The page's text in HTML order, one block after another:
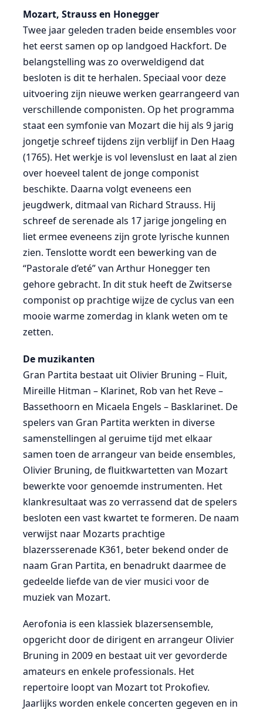
Mozart, Strauss en Honegger
Twee jaar geleden traden beide ensembles voor
het eerst samen op op landgoed Hackfort. De
belangstelling was zo overweldigend dat
besloten is dit te herhalen. Speciaal voor deze
uitvoering zijn nieuwe werken gearrangeerd van
verschillende componisten. Op het programma
staat een symfonie van Mozart die hij als 9 jarig
jongetje schreef tijdens zijn verblijf in Den Haag
(1765). Het werkje is vol levenslust en laat al zien
over hoeveel talent de jonge componist
beschikte. Daarna volgt eveneens een
jeugdwerk, ditmaal van Richard Strauss. Hij
schreef de serenade als 17 jarige jongeling en
liet ermee eveneens zijn grote lyrische kunnen
zien. Tenslotte wordt een bewerking van de
“Pastorale d’eté” van Arthur Honegger ten
gehore gebracht. In dit stuk heeft de Zwitserse
componist op prachtige wijze de cyclus van een
mooie warme zomerdag in klank weten om te
zetten.
De muzikanten
Gran Partita bestaat uit Olivier Bruning – Fluit,
Mireille Hitman – Klarinet, Rob van het Reve –
Bassethoorn en Micaela Engels – Basklarinet. De
spelers van Gran Partita werkten in diverse
samenstellingen al geruime tijd met elkaar
samen toen de arrangeur van beide ensembles,
Olivier Bruning, de fluitkwartetten van Mozart
bewerkte voor genoemde instrumenten. Het
klankresultaat was zo verrassend dat de spelers
besloten een vast kwartet te formeren. De naam
verwijst naar Mozarts prachtige
blazersserenade K361, beter bekend onder de
naam Gran Partita, en benadrukt daarmee de
gedeelde liefde van de vier musici voor de
muziek van Mozart.
Aerofonia is een klassiek blazersensemble,
opgericht door de dirigent en arrangeur Olivier
Bruning in 2009 en bestaat uit ver gevorderde
amateurs en enkele professionals. Het
repertoire loopt van Mozart tot Prokofiev.
Jaarlijks worden enkele concerten gegeven en in